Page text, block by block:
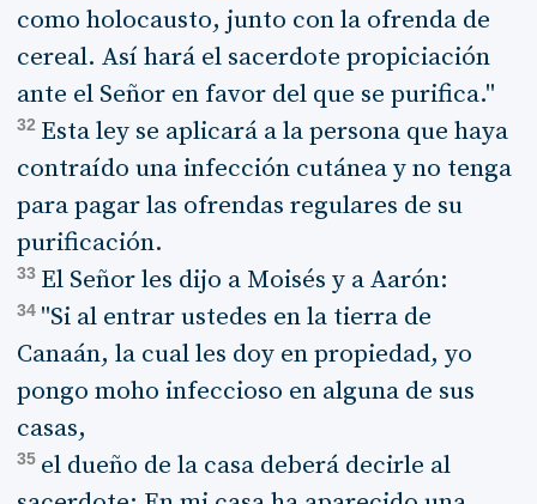
como holocausto, junto con la ofrenda de
cereal. Así hará el sacerdote propiciación
ante el Señor en favor del que se purifica."
32 Esta ley se aplicará a la persona que haya
contraído una infección cutánea y no tenga
para pagar las ofrendas regulares de su
purificación.
33 El Señor les dijo a Moisés y a Aarón:
34 "Si al entrar ustedes en la tierra de
Canaán, la cual les doy en propiedad, yo
pongo moho infeccioso en alguna de sus
casas,
35 el dueño de la casa deberá decirle al